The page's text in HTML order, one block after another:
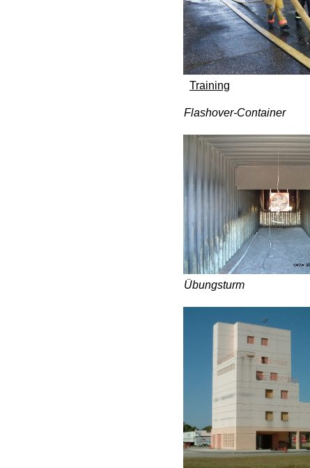
Training
Flashover-Container
Übungsturm